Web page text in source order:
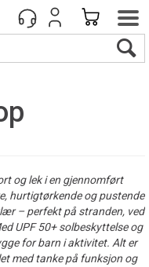
og lek i en gjennomført
hurtigtørkende og pustende
– perfekt på stranden, ved
UPF 50+ solbeskyttelse og
for barn i aktivitet. Alt er
med tanke på funksjon og